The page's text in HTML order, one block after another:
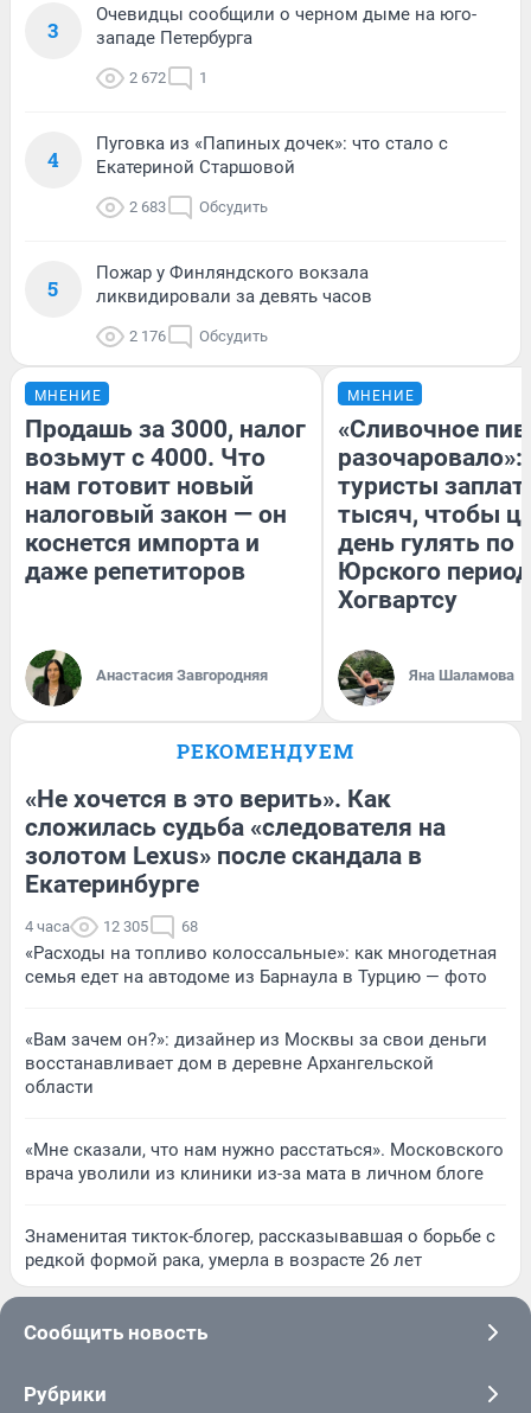
3
Очевидцы сообщили о черном дыме на юго-
западе Петербурга
2 672 1
4
Пуговка из «Папиных дочек»: что стало с
Екатериной Старшовой
2 683 Обсудить
5
Пожар у Финляндского вокзала
ликвидировали за девять часов
2 176 Обсудить
МНЕНИЕ
Продашь за 3000, налог
возьмут с 4000. Что
нам готовит новый
налоговый закон — он
коснется импорта и
даже репетиторов
Анастасия Завгородняя
МНЕНИЕ
«Сливочное
разочаровало»:
туристы
тысяч, чтобы
день гулять по
Юрского
Хогвартсу
Яна Шаламова
РЕКОМЕНДУЕМ
«Не хочется в это верить». Как
сложилась судьба «следователя на
золотом Lexus» после скандала в
Екатеринбурге
4 часа 12 305 68
«Расходы на топливо колоссальные»: как многодетная
семья едет на автодоме из Барнаула в Турцию — фото
«Вам зачем он?»: дизайнер из Москвы за свои деньги
восстанавливает дом в деревне Архангельской
области
«Мне сказали, что нам нужно расстаться». Московского
врача уволили из клиники из-за мата в личном блоге
Знаменитая тикток-блогер, рассказывавшая о борьбе с
редкой формой рака, умерла в возрасте 26 лет
Сообщить новость
Рубрики